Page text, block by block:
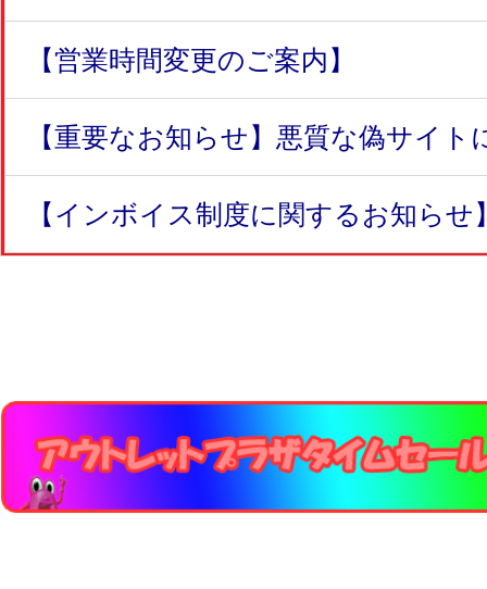
【営業時間変更のご案内】
【重要なお知らせ】悪質な偽サイト
【インボイス制度に関するお知らせ